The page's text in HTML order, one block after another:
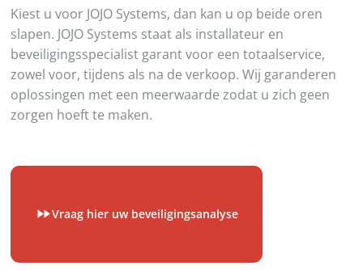
Kiest u voor JOJO Systems, dan kan u op beide oren
slapen. JOJO Systems staat als installateur en
beveiligingsspecialist garant voor een totaalservice,
zowel voor, tijdens als na de verkoop. Wij garanderen
oplossingen met een meerwaarde zodat u zich geen
zorgen hoeft te maken.
Vraag hier uw beveiligingsanalyse